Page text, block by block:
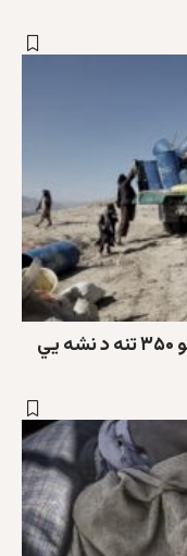
ارزګان کې طالبان: په تېر یوه کال کې مو ۳۵۰ تنه د نشه یي